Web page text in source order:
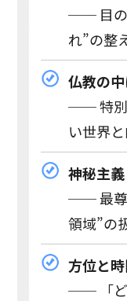
── 目の
れ”の整
仏教の
── 特別
い世界
神秘主
── 最尊
領域”の
方位と
── 「ど